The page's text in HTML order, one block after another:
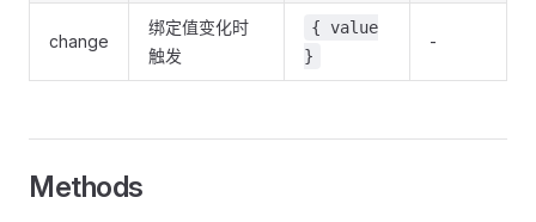
change
绑定值变化时
触发
{ value
}
-
Methods